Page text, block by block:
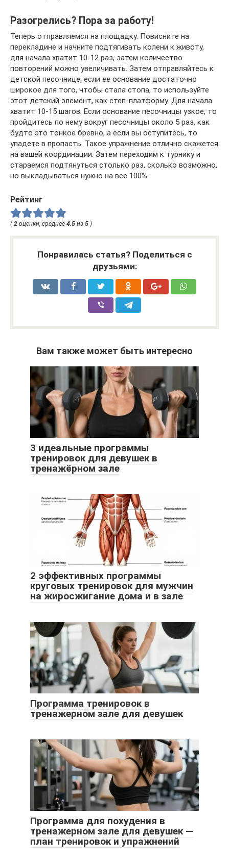
Разогрелись? Пора за работу!
Теперь отправляемся на площадку. Повисните на
перекладине и начните подтягивать колени к животу,
для начала хватит 10-12 раз, затем количество
повторений можно увеличивать. Затем отправляйтесь к
детской песочнице, если ее основание достаточно
широкое для того, чтобы стала стопа, то используйте
этот детский элемент, как степ-платформу. Для начала
хватит 10-15 шагов. Если основание песочницы узкое, то
пройдитесь по нему вокруг песочницы около 5 раз, как
будто это тонкое бревно, а если вы оступитесь, то
упадете в пропасть. Такое упражнение отлично скажется
на вашей координации. Затем переходим к турнику и
стараемся подтянуться столько раз, сколько возможно,
но выкладываться нужно на все 100%.
Рейтинг
(2 оценки, среднее 4.5 из 5 )
Понравилась статья? Поделиться с
друзьями:
Вам также может быть интересно
3 идеальные программы
тренировок для девушек в
тренажёрном зале
2 эффективных программы
круговых тренировок для мужчин
на жиросжигание дома и в зале
Программа тренировок в
тренажерном зале для девушек
Программа для похудения в
тренажерном зале для девушек —
план тренировок и упражнений